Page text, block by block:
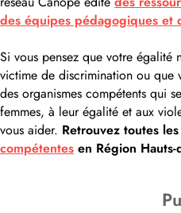
des équipes pédagogiques et
Si vous pensez que votre égalité
victime de discrimination ou que
des organismes compétents qui
femmes, à leur égalité et aux
vous aider. Retrouvez toutes les
compétentes en Région Hauts-